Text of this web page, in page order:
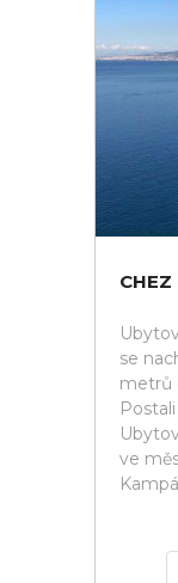
CHEZ
se
metrů
ve